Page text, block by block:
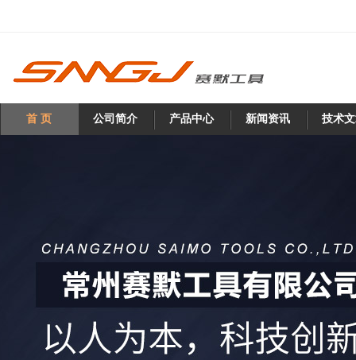
首 页 公司简介 产品中心 新闻资讯 技术